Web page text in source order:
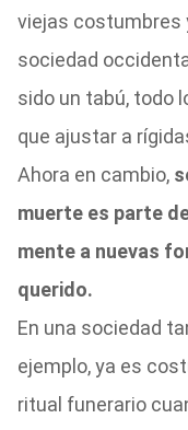
viejas costumbres
sociedad
sido un tabú, todo
que ajustar a
Ahora en cambio,
muerte es parte
mente a nuevas
querido.
En una sociedad
ejemplo, ya es
ritual funerario